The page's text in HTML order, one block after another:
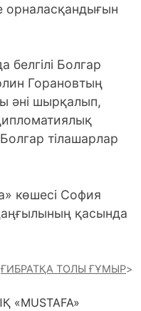
орналасқандығын
белгілі Болгар
Горановтың
әні шырқалып,
тілашарлар
көшесі София
қасында
ҒИБРАТҚА ТОЛЫ ҒҰМЫР